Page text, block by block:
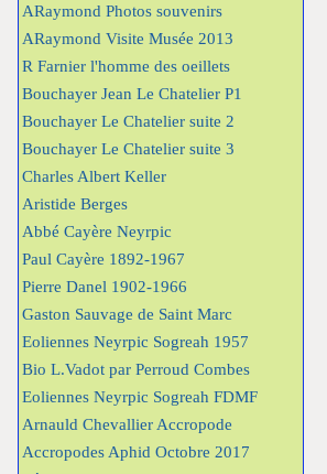
ARaymond Photos souvenirs
ARaymond Visite Musée 2013
R Farnier l'homme des oeillets
Bouchayer Jean Le Chatelier P1
Bouchayer Le Chatelier suite 2
Bouchayer Le Chatelier suite 3
Charles Albert Keller
Aristide Berges
Abbé Cayère Neyrpic
Paul Cayère 1892-1967
Pierre Danel 1902-1966
Gaston Sauvage de Saint Marc
Eoliennes Neyrpic Sogreah 1957
Bio L.Vadot par Perroud Combes
Eoliennes Neyrpic Sogreah FDMF
Arnauld Chevallier Accropode
Accropodes Aphid Octobre 2017